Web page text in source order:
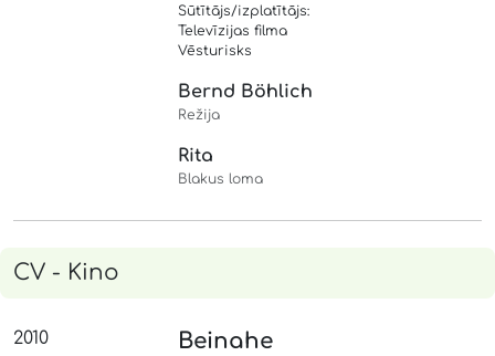
Sūtītājs/izplatītājs:
Televīzijas filma
Vēsturisks
Bernd Böhlich
Režija
Rita
Blakus loma
CV - Kino
2010 Beinahe